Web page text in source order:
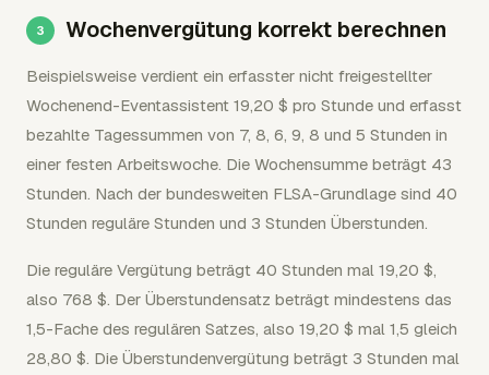
Wochenvergütung korrekt berechnen
Beispielsweise verdient ein erfasster nicht freigestellter
Wochenend-Eventassistent 19,20 $ pro Stunde und erfasst
bezahlte Tagessummen von 7, 8, 6, 9, 8 und 5 Stunden in
einer festen Arbeitswoche. Die Wochensumme beträgt 43
Stunden. Nach der bundesweiten FLSA-Grundlage sind 40
Stunden reguläre Stunden und 3 Stunden Überstunden.
Die reguläre Vergütung beträgt 40 Stunden mal 19,20 $,
also 768 $. Der Überstundensatz beträgt mindestens das
1,5-Fache des regulären Satzes, also 19,20 $ mal 1,5 gleich
28,80 $. Die Überstundenvergütung beträgt 3 Stunden mal